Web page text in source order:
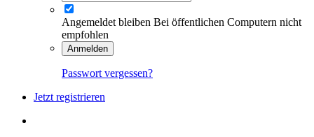
Angemeldet bleiben Bei öffentlichen Computern nicht
empfohlen
Anmelden
Passwort vergessen?
Jetzt registrieren